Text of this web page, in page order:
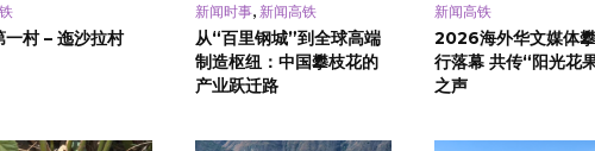
一村 – 迤沙拉村
新闻时事 新闻高铁
从“百里钢城”到全球高端
制造枢纽：中国攀枝花的
产业跃迁路
新闻高铁
2026海外华文媒体
行落幕 共传“阳光花
之声